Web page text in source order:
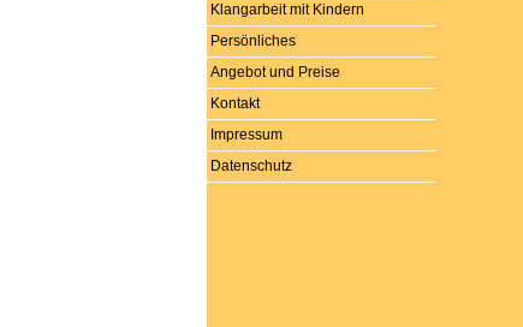
Klangarbeit mit Kindern
Persönliches
Angebot und Preise
Kontakt
Impressum
Datenschutz